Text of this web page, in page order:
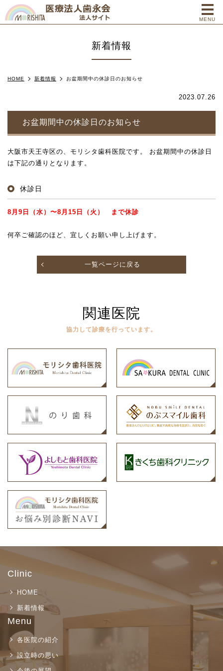
MENU
新着情報
HOME 新着情報 お盆期間中の休診日のお知らせ
2023.07.26
お盆期間中の休診日のお知らせ
大阪市天王寺区の、モリシタ歯科医院です。 お盆期間中の休診日
は下記の通りとなります。
休診日
8月9日（水）〜8月15日（火） まで休診
何卒ご確認のほど、宜しくお願い申し上げます。
一覧ページに戻る
関連医院
協力して診療を行っています。
Clinic
HOME
新着情報
Menu
各医院の紹介
設立時の思い